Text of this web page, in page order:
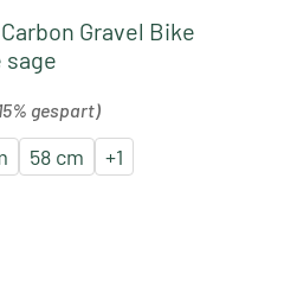
Gravel Bike
sage
gespart)
58 cm +1